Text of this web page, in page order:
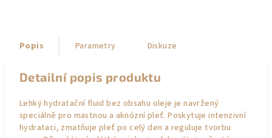
Popis Parametry Diskuze
Detailní popis produktu
Lehký hydratační fluid bez obsahu oleje je navržený
speciálně pro mastnou a aknózní pleť. Poskytuje intenzivní
hydrataci, zmatňuje pleť po celý den a reguluje tvorbu